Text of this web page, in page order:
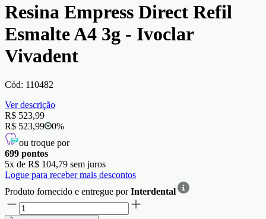
Resina Empress Direct Refil
Esmalte A4 3g - Ivoclar
Vivadent
Cód: 110482
Ver descrição
R$ 523,99
R$ 523,99
0%
ou troque por
699 pontos
5x de R$ 104,79 sem juros
Logue para receber mais descontos
Produto fornecido e entregue porInterdental